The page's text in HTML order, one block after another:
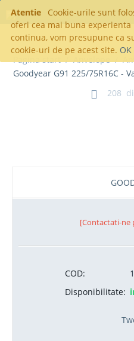
Atentie
Cookie-urile sunt
oferi cea mai buna
continua, vom presupune ca
cookie-uri de pe acest site. OK
Goodyear G91 225/75R16C -
208
[Contactati-
COD:
Disponibilitate: